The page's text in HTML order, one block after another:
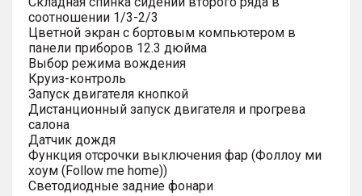
соотношении 1/3-2/3
Цветной экран с бортовым компьютером в
панели приборов 12.3 дюйма
Выбор режима вождения
Круиз-контроль
Запуск двигателя кнопкой
Дистанционный запуск двигателя и прогрева
салона
Датчик дождя
Функция отсрочки выключения фар (Фоллоу ми
хоум (Follow me home))
Светодиодные задние фонари